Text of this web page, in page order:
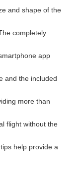
and shape of the
completely
app
and the included
more than
flight without the
help provide a